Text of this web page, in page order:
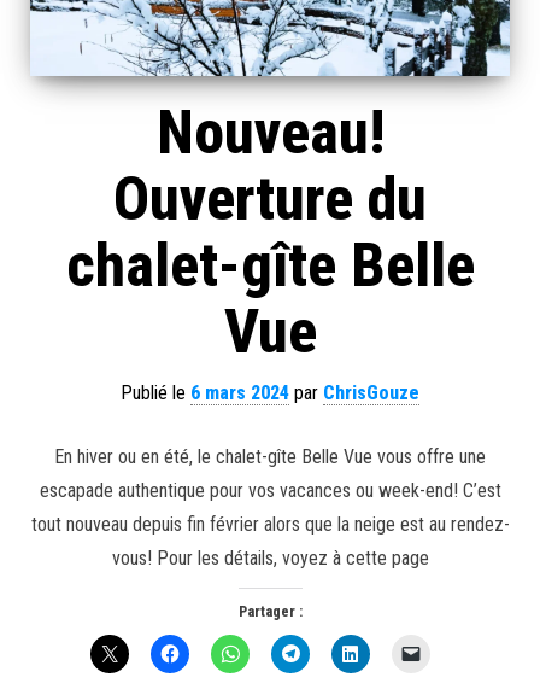
Nouveau!
Ouverture du
chalet-gîte Belle
Vue
Publié le 6 mars 2024 par ChrisGouze
En hiver ou en été, le chalet-gîte Belle Vue vous offre une
escapade authentique pour vos vacances ou week-end! C’est
tout nouveau depuis fin février alors que la neige est au rendez-
vous! Pour les détails, voyez à cette page
Partager :